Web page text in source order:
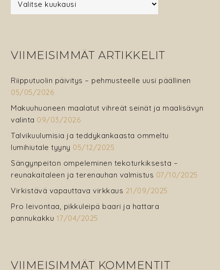
VIIMEISIMMÄT ARTIKKELIT
Riipputuolin päivitys – pehmusteelle uusi päällinen
05/05/2026
Makuuhuoneen maalatut vihreät seinät ja maalisävyn
valinta 09/03/2026
Talvikuulumisia ja teddykankaasta ommeltu
lumihiutale tyyny 05/12/2025
Sängynpeiton ompeleminen tekoturkiksesta –
reunakaitaleen ja terenauhan valmistus 07/10/2025
Virkistävä vapauttava virkkaus 21/09/2025
Pro leivontaa, pikkuleipä baari ja hattara
pannukakku 17/04/2025
VIIMEISIMMÄT KOMMENTIT